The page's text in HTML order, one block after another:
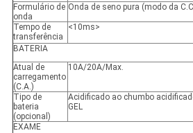
Formulário de
onda
Onda de seno pura (modo da
Tempo de
transferência
<10ms>
BATERIA
Atual de
carregamento
(C.A.)
10A/20A/Max.
Tipo de
bateria
(opcional)
Acidificado ao chumbo
GEL
EXAME